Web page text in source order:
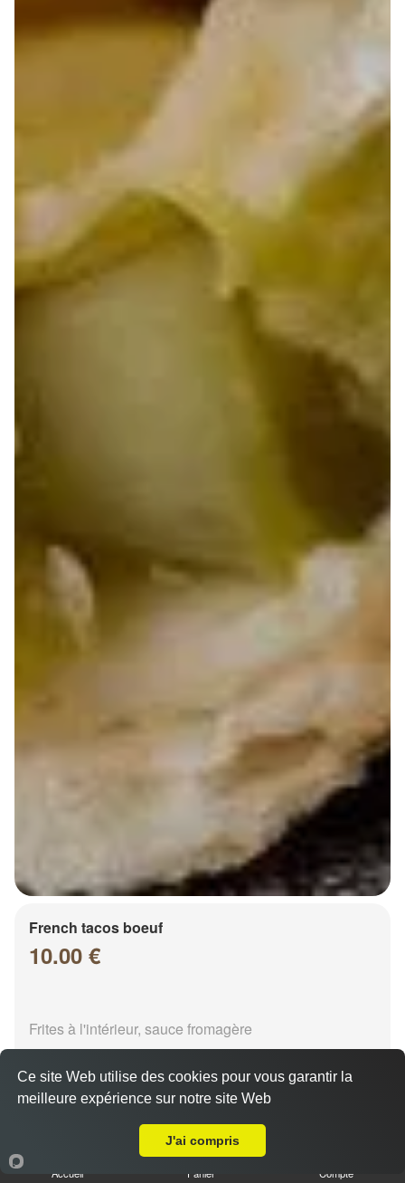
French tacos boeuf
10.00 €
Frites à l'intérieur, sauce fromagère
French tacos chicken
Accueil Panier Compte
Ce site Web utilise des cookies pour vous garantir la
meilleure expérience sur notre site Web
J'ai compris